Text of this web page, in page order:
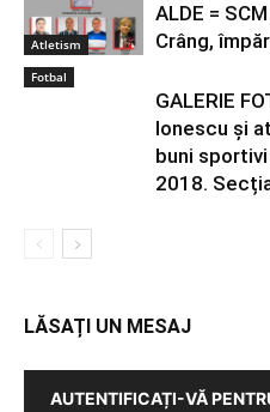
Atletism
ALDE =
Crâng,
Fotbal
GALERIE
Ionescu și
buni sportivi
2018.
LĂSAȚI UN MESAJ
AUTENTIFICAȚI-VĂ